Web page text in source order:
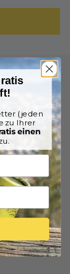
für Sie
(jeden
zu Ihrer
einen